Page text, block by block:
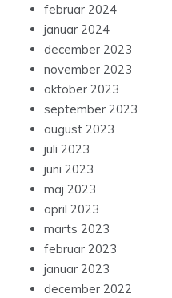
februar 2024
januar 2024
december 2023
november 2023
oktober 2023
september 2023
august 2023
juli 2023
juni 2023
maj 2023
april 2023
marts 2023
februar 2023
januar 2023
december 2022